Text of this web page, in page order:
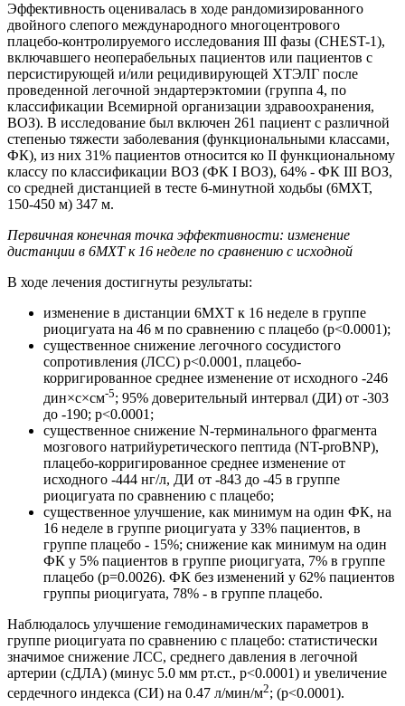
Эффективность оценивалась в ходе рандомизированного
двойного слепого международного многоцентрового
плацебо-контролируемого исследования III фазы (CHEST-1),
включавшего неоперабельных пациентов или пациентов с
персистирующей и/или рецидивирующей ХТЭЛГ после
проведенной легочной эндартерэктомии (группа 4, по
классификации Всемирной организации здравоохранения,
ВОЗ). В исследование был включен 261 пациент с различной
степенью тяжести заболевания (функциональными классами,
ФК), из них 31% пациентов относится ко II функциональному
классу по классификации ВОЗ (ФК I ВОЗ), 64% - ФК III ВОЗ,
со средней дистанцией в тесте 6-минутной ходьбы (6МХТ,
150-450 м) 347 м.
Первичная конечная точка эффективности: изменение
дистанции в 6МХТ к 16 неделе по сравнению с исходной
В ходе лечения достигнуты результаты:
изменение в дистанции 6МХТ к 16 неделе в группе
риоцигуата на 46 м по сравнению с плацебо (р<0.0001);
существенное снижение легочного сосудистого
сопротивления (ЛСС) р<0.0001, плацебо-
корригированное среднее изменение от исходного -246
дин×с×см-5; 95% доверительный интервал (ДИ) от -303
до -190; р<0.0001;
существенное снижение N-терминального фрагмента
мозгового натрийуретического пептида (NT-proBNP),
плацебо-корригированное среднее изменение от
исходного -444 нг/л, ДИ от -843 до -45 в группе
риоцигуата по сравнению с плацебо;
существенное улучшение, как минимум на один ФК, на
16 неделе в группе риоцигуата у 33% пациентов, в
группе плацебо - 15%; снижение как минимум на один
ФК у 5% пациентов в группе риоцигуата, 7% в группе
плацебо (р=0.0026). ФК без изменений у 62% пациентов
группы риоцигуата, 78% - в группе плацебо.
Наблюдалось улучшение гемодинамических параметров в
группе риоцигуата по сравнению с плацебо: статистически
значимое снижение ЛСС, среднего давления в легочной
артерии (сДЛА) (минус 5.0 мм рт.ст., р<0.0001) и увеличение
сердечного индекса (СИ) на 0.47 л/мин/м2; (р<0.0001).